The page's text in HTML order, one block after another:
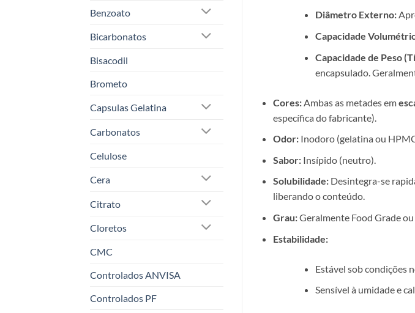
Benzoato
Bicarbonatos
Bisacodil
Brometo
Capsulas Gelatina
Carbonatos
Celulose
Cera
Citrato
Cloretos
CMC
Controlados ANVISA
Controlados PF
Diâmetro Externo:
Capacidade
Capacidade de Peso
encapsulado.
Cores: Ambas as metades em
específica do fabricante).
Odor: Inodoro (gelatina ou
Sabor: Insípido (neutro).
Solubilidade: Desintegra-se
liberando o conteúdo.
Grau:Geralmente Food Grade ou
Estabilidade:
Estável sob condições
Sensível à umidade e